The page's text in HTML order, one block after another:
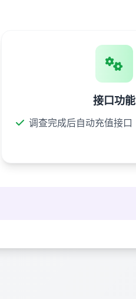
接口功能
调查完成后自动充值接口